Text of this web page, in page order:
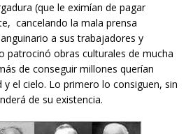
(que le eximían de pagar
cancelando la mala prensa
a sus trabajadores y
patrocinó obras culturales de mucha
de conseguir millones querían
el cielo. Lo primero lo consiguen, sin
de su existencia.